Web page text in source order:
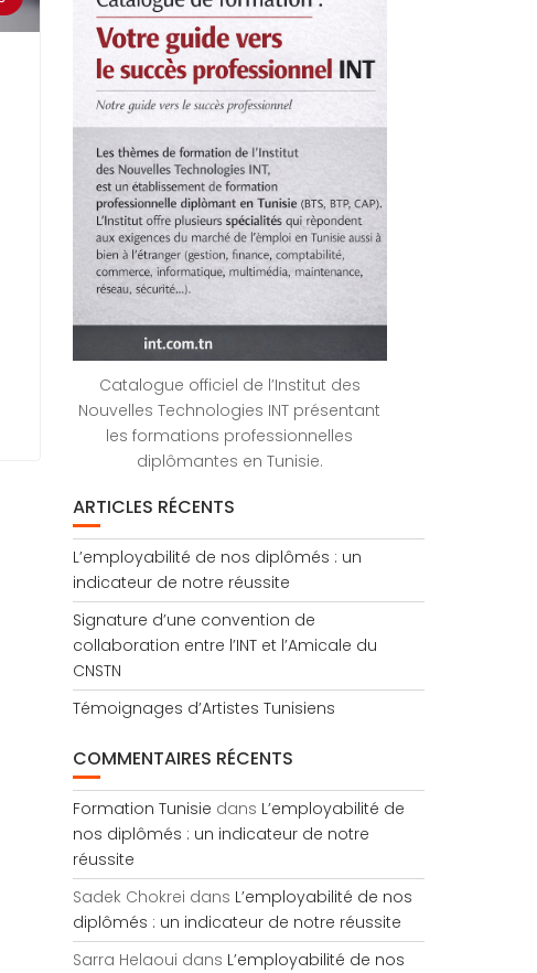
Catalogue officiel de l’Institut des
Nouvelles Technologies INT présentant
les formations professionnelles
diplômantes en Tunisie.
ARTICLES RÉCENTS
L’employabilité de nos diplômés : un
indicateur de notre réussite
Signature d’une convention de
collaboration entre l’INT et l’Amicale du
CNSTN
Témoignages d’Artistes Tunisiens
COMMENTAIRES RÉCENTS
Formation Tunisie dans L’employabilité de
nos diplômés : un indicateur de notre
réussite
Sadek Chokrei dans L’employabilité de nos
diplômés : un indicateur de notre réussite
Sarra Helaoui dans L’employabilité de nos